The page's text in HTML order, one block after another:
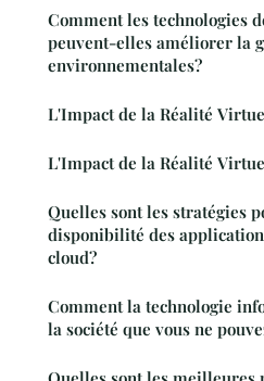
Comment les technologies
peuvent-elles améliorer la
environnementales?
L'Impact de la Réalité
L'Impact de la Réalité
Quelles sont les stratégies
disponibilité des
cloud?
Comment la technologie
la société que vous ne